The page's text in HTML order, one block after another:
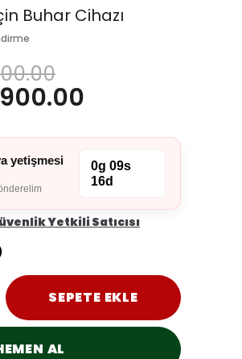
Buhar Cihazı
yetişmesi
0g 09s
16d
Yetkili Satıcısı
SEPETE EKLE
AL